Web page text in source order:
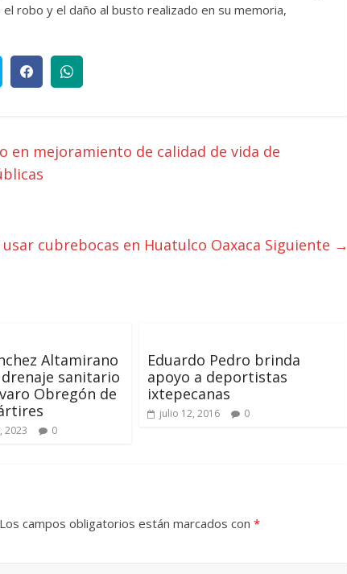
robo y el daño al busto realizado en su memoria,
en mejoramiento de calidad de vida de
cubrebocas en Huatulco Oaxaca Siguiente →
Altamirano
sanitario
Obregón de
2023 0
Eduardo Pedro brinda
apoyo a deportistas
ixtepecanas
julio 12, 2016 0
Los campos obligatorios están marcados con *